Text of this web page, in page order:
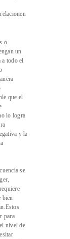
o
un
a todo el
que el
lo logra
y la
se
bien
para
nivel de